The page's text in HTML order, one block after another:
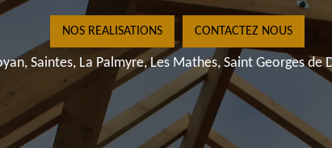
NOS REALISATIONS CONTACTEZ NOUS
Saintes, La Palmyre, Les Mathes, Saint Georges de